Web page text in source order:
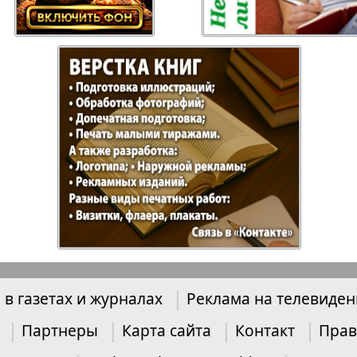
Русский Баден-
Вюртемберг
Семейная газета Слово и
Торговый Центр
У нас в Гамбурге Флирт
газетах и журналах Реклама на
Партнеры Карта сайта Контакт